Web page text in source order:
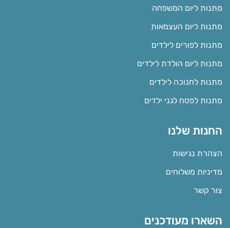
מתנות ליום המשפחה
מתנות ליום העצמאות
מתנות לפורים לילדים
מתנות ליום הולדת לילדים
מתנות לחנוכה לילדים
מתנות לפסח לגני ילדים
החנות שלנו
הצהרת נגישות
מדיניות משלוחים
צור קשר
השארו מעודכנים